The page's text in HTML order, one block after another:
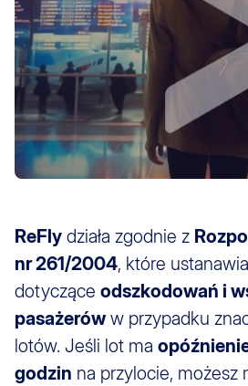
ReFly działa zgodnie z
nr 261/2004, które
dotyczące odszkodowań i
pasażeróww przypadku
lotów. Jeśli lot ma
godzin na przylocie, możesz